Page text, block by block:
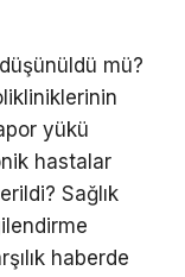
mü?
yükü
hastalar
Sağlık
haberde